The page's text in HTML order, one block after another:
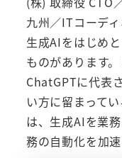
九州／ITコーデ
生成AIをはじめ
ものがあります
ChatGPTに代表
い方に留まって
は、生成AIを業
務の自動化を加